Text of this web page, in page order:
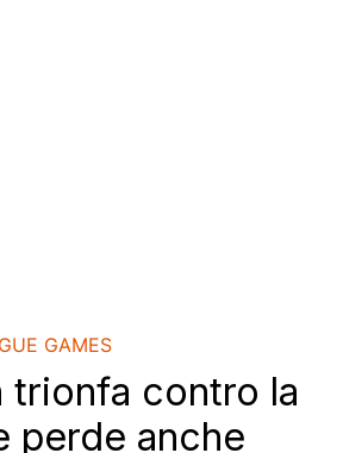
GAMES
trionfa contro la
perde anche